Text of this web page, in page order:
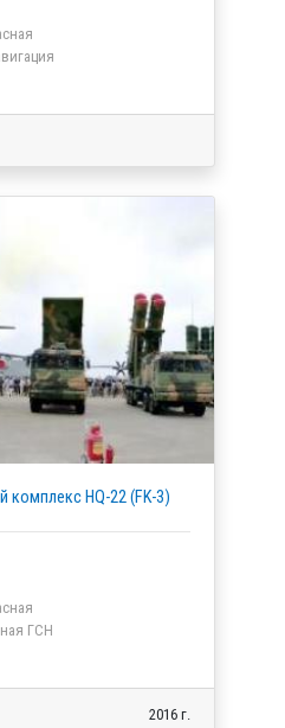
комплекс HQ-22 (FK-3)
ГСН
2016 г.